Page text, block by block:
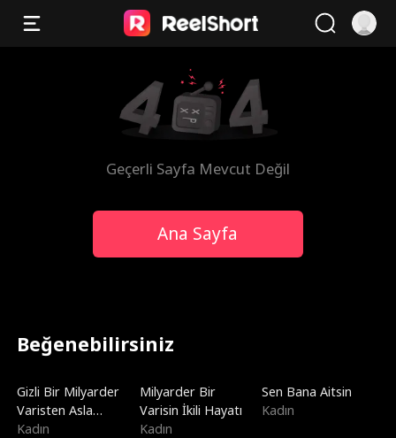
Geçerli Sayfa Mevcut Değil
Ana Sayfa
Beğenebilirsiniz
Gizli Bir Milyarder
Varisten Asla
Boşanmayın
Kadın
Milyarder Bir
Varisin İkili Hayatı
Kadın
Sen Bana Aitsin
Kadın